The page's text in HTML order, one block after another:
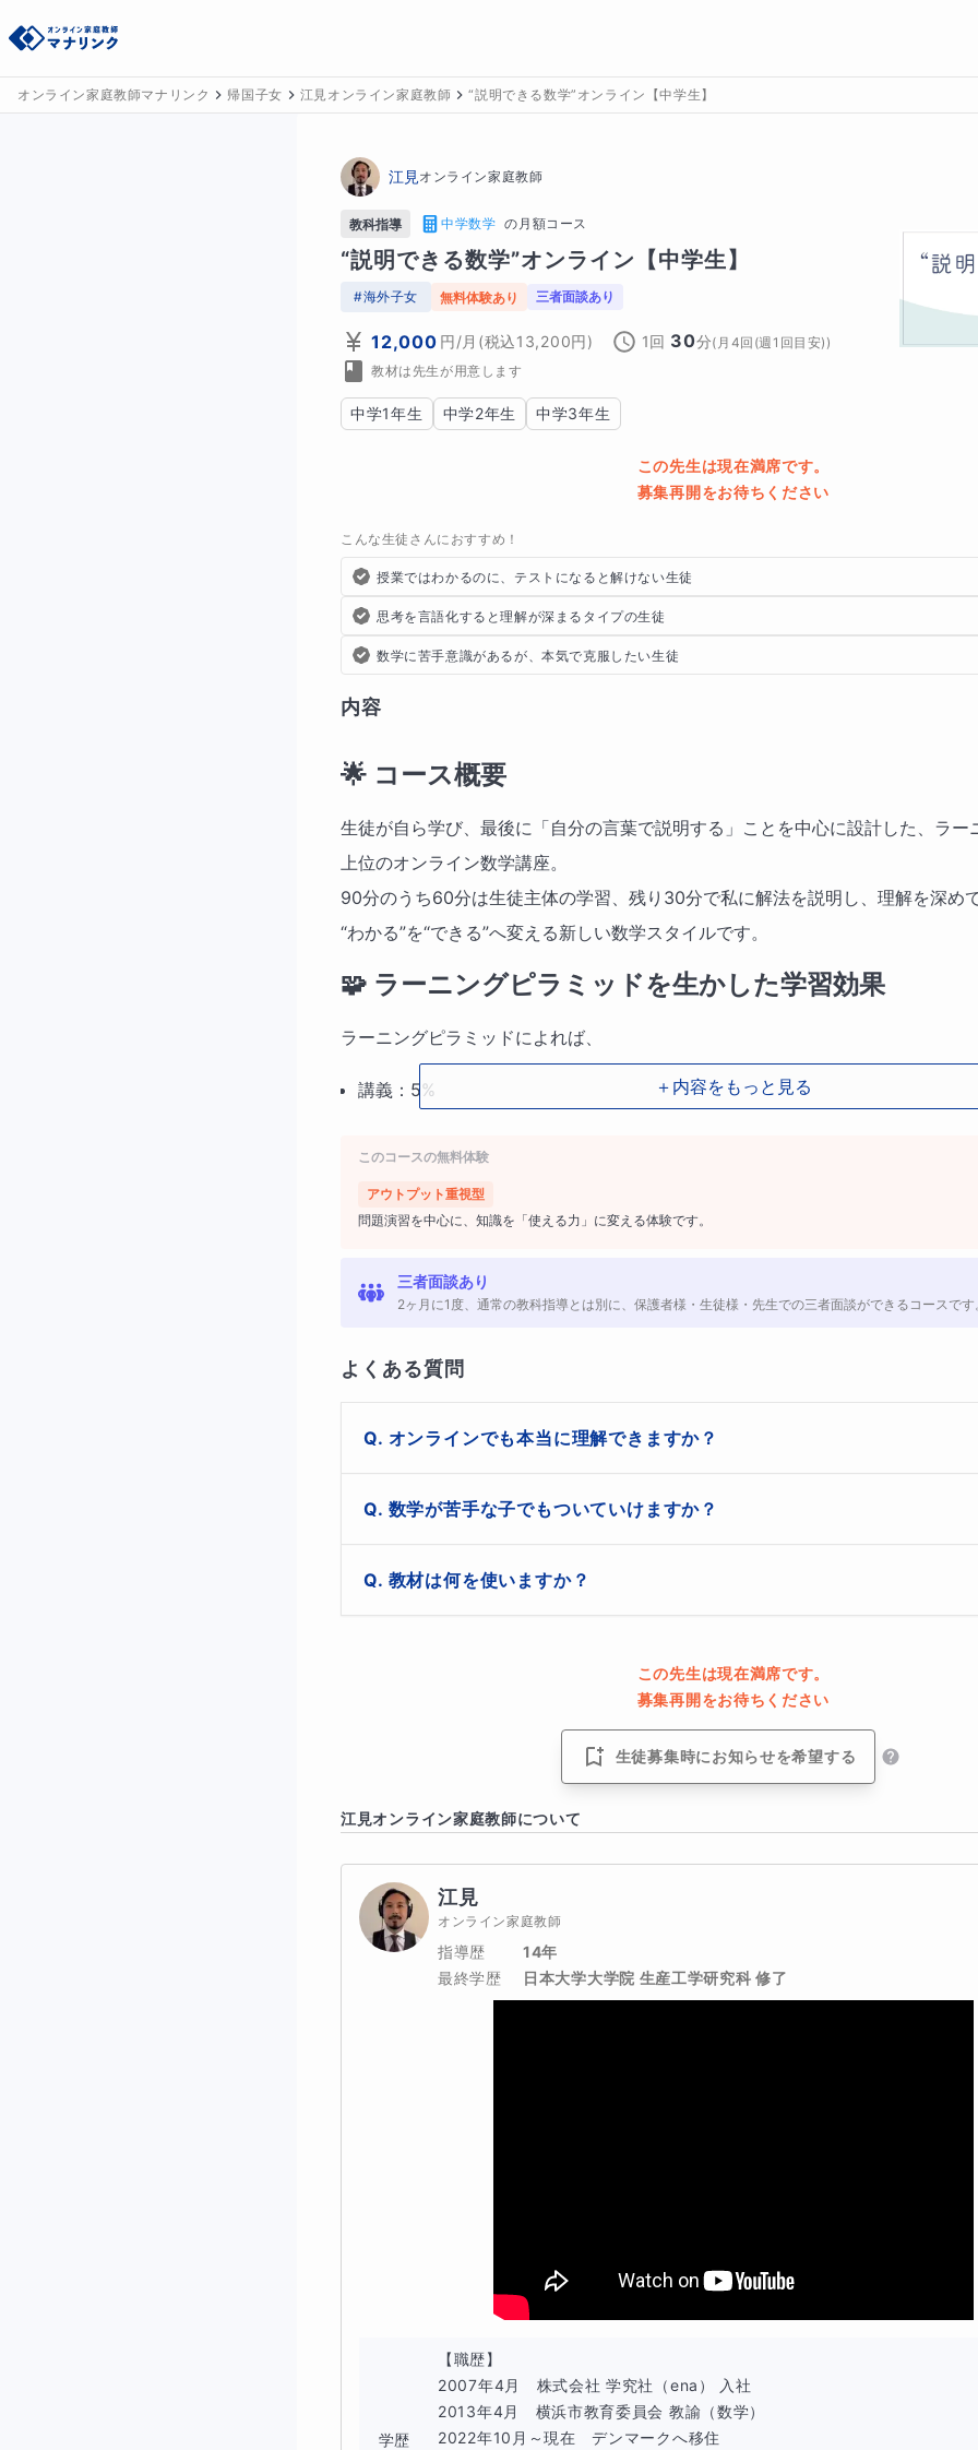
オンライン家庭教師マナリンク 帰国子女 江見オンライン家庭教師 “説明できる数学”オンライン【中学生】
江見オンライン家庭教師
教科指導 中学数学 の 月額コース
“説明できる数学”オンライン【中学生】
#海外子女 無料体験あり 三者面談あり
12,000 円/月 (税込13,200円) 1回 30分( 月4回(週1回目安) )
教材は先生が用意します
中学1年生 中学2年生 中学3年生
この先生は現在満席です。
募集再開をお待ちください
こんな生徒さんにおすすめ！
授業ではわかるのに、テストになると解けない生徒
思考を言語化すると理解が深まるタイプの生徒
数学に苦手意識があるが、本気で克服したい生徒
内容
🌟 コース概要
生徒が自ら学び、最後に「自分の言葉で説明する」ことを中心に設計した、ラー
上位のオンライン数学講座。
90分のうち60分は生徒主体の学習、残り30分で私に解法を説明し、理解を深めて
“わかる”を“できる”へ変える新しい数学スタイルです。
🧩 ラーニングピラミッドを生かした学習効果
ラーニングピラミッドによれば、
講義：5%
自分でやってみる：75％
他者に説明する：90％
が最も高い定着率を持つことが示されています。
“説明できる数学”オンライン90は、この最上位2つを
業設計に落とし込んだコースです。
「本当にできる数学力」= アウトプット型理解
📗なぜこのコースが必要か
＋内容をもっと見る
このコースの無料体験
アウトプット重視型
問題演習を中心に、知識を「使える力」に変える体験です。
三者面談あり
2ヶ月に1度、通常の教科指導とは別に、保護者様・生徒様・先生での三者面談ができるコースです
よくある質問
オンラインでも本当に理解できますか？
はい、オンラインでも対面以上の理解が得られるように設計しています。
授業の中心は「生徒が自分で学ぶ→自分で説明する」というラーニングピラミッド最
ので、聞くだけの授業より圧倒的に定着します。さらに、私は公立中学校で9年間幅
てきた経験があり、説明を聞けばどこに誤解があるかを瞬時に見抜けます。短時間
数学が苦手な子でもついていけますか？
もちろん大丈夫です。
このコースは「わからないところを一緒に見つけ、整える」ための構造です。
最初の60分は生徒のペースで学び、最後の30分で私が説明を聞き、必要な軌道修正
教材は何を使いますか？
学校で使用している教科書、定期テスト範囲、学校ワーク、プリントをそのまま使う
を最大化します。特に「授業ではわかるのにテストで点が取れない」という生徒には
もこちらで無料で提供します。
この先生は現在満席です。
募集再開をお待ちください
生徒募集時にお知らせを希望する
江見オンライン家庭教師について
江見
オンライン家庭教師
指導歴
14年
最終学歴
日本大学大学院 生産工学研究科 修了
学歴
【職歴】
2007年4月　株式会社 学究社（ena） 入社
2013年4月　横浜市教育委員会 教諭（数学）
2022年10月～現在　デンマークへ移住